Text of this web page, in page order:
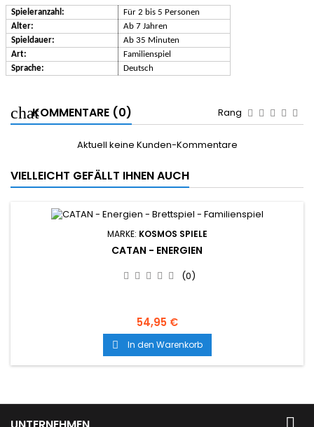
Spieleranzahl:
Für 2 bis 5 Personen
Alter:
Ab 7 Jahren
Spieldauer:
Ab 35 Minuten
Art:
Familienspiel
Sprache:
Deutsch
KOMMENTARE (0) Rang
Aktuell keine Kunden-Kommentare
VIELLEICHT GEFÄLLT IHNEN AUCH
MARKE: KOSMOS SPIELE
CATAN - ENERGIEN
(0)
54,95 €
 In den Warenkorb